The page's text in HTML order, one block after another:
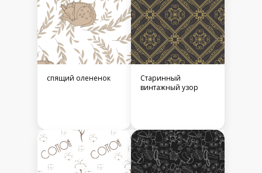
спящий олененок
Старинный
винтажный узор